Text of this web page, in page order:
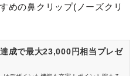
めの鼻クリップ(ノーズクリ
成で最大23,000円相当プレゼ